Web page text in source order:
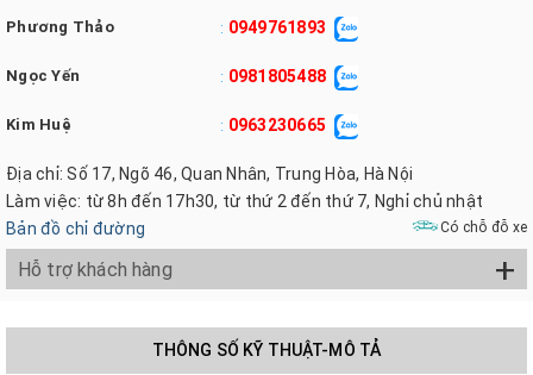
Phương Thảo : 0949761893
Ngọc Yến : 0981805488
Kim Huệ : 0963230665
Địa chỉ: Số 17, Ngõ 46, Quan Nhân, Trung Hòa, Hà Nội
Làm việc: từ 8h đến 17h30, từ thứ 2 đến thứ 7, Nghỉ chủ nhật
Bản đồ chỉ đường
Có chỗ đỗ xe
Hỗ trợ khách hàng +
THÔNG SỐ KỸ THUẬT-MÔ TẢ